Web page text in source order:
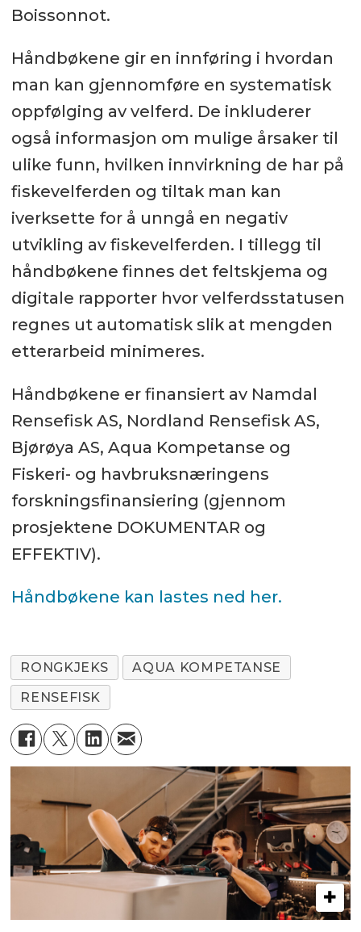
Boissonnot.
Håndbøkene gir en innføring i hvordan
man kan gjennomføre en systematisk
oppfølging av velferd. De inkluderer
også informasjon om mulige årsaker til
ulike funn, hvilken innvirkning de har på
fiskevelferden og tiltak man kan
iverksette for å unngå en negativ
utvikling av fiskevelferden. I tillegg til
håndbøkene finnes det feltskjema og
digitale rapporter hvor velferdsstatusen
regnes ut automatisk slik at mengden
etterarbeid minimeres.
Håndbøkene er finansiert av Namdal
Rensefisk AS, Nordland Rensefisk AS,
Bjørøya AS, Aqua Kompetanse og
Fiskeri- og havbruksnæringens
forskningsfinansiering (gjennom
prosjektene DOKUMENTAR og
EFFEKTIV).
Håndbøkene kan lastes ned her.
RONGKJEKS
AQUA KOMPETANSE
RENSEFISK